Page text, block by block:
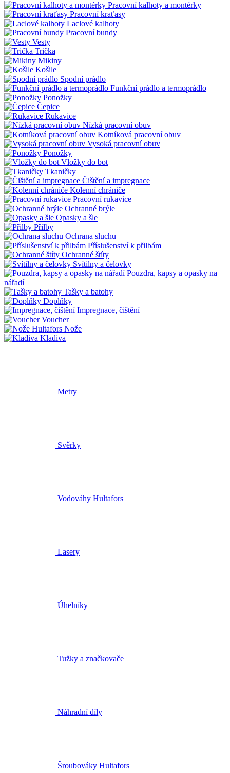
Pracovní kalhoty a montérky
Pracovní kraťasy
Laclové kalhoty
Pracovní bundy
Vesty
Trička
Mikiny
Košile
Spodní prádlo
Funkční prádlo a termoprádlo
Ponožky
Čepice
Rukavice
Nízká pracovní obuv
Kotníková pracovní obuv
Vysoká pracovní obuv
Ponožky
Vložky do bot
Tkaničky
Čištění a impregnace
Kolenní chrániče
Pracovní rukavice
Ochranné brýle
Opasky a šle
Přilby
Ochrana sluchu
Příslušenství k přilbám
Ochranné štíty
Svítilny a čelovky
Pouzdra, kapsy a opasky na
nářadí
Tašky a batohy
Doplňky
Impregnace, čištění
Voucher
Nože
Kladiva